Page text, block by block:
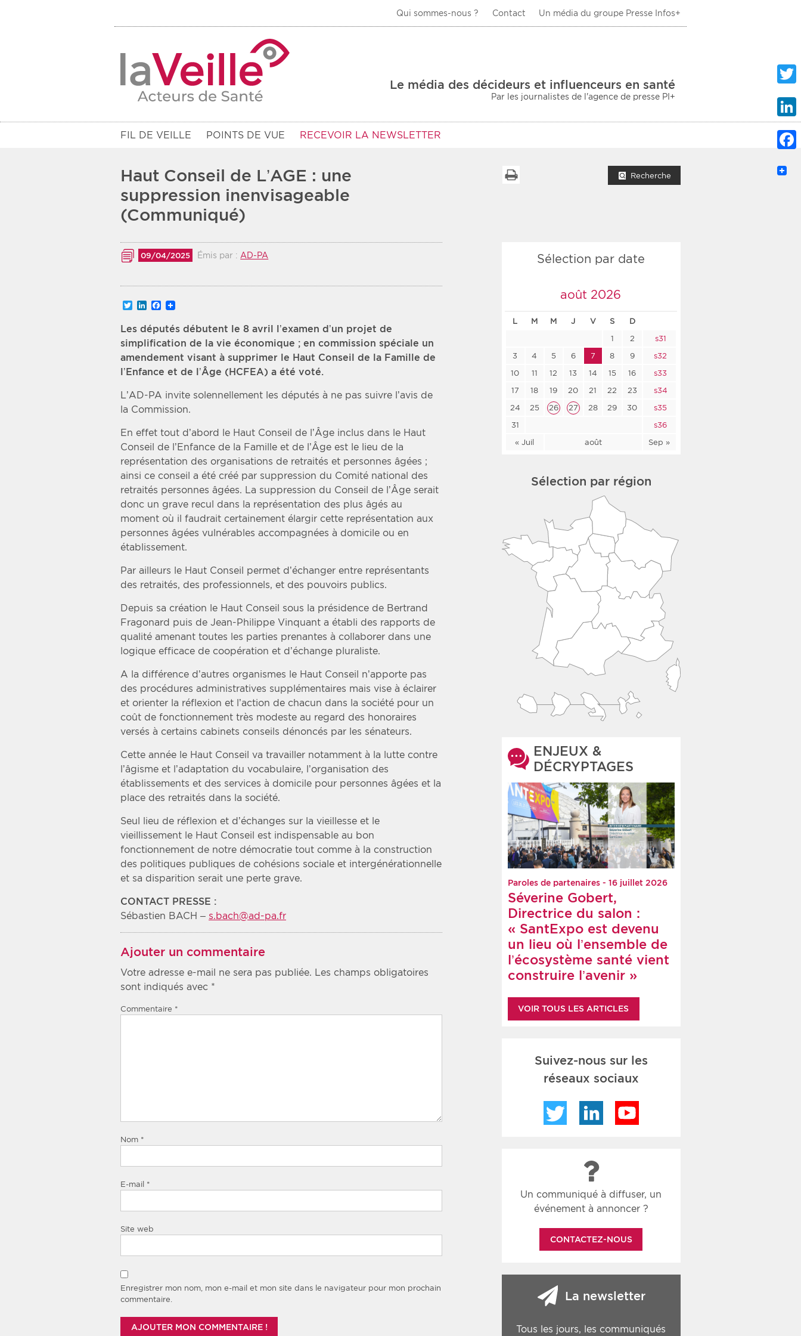
Qui sommes-nous ? Contact Un média du groupe Presse Infos+
Le média des décideurs et influenceurs en santé
Par les journalistes de l'agence de presse PI+
FIL DE VEILLE POINTS DE VUE RECEVOIR LA NEWSLETTER
Filtres
Communiqués des 10 derniers jours Sanitaire
Zone géographique
Choisir une zone
Période
Choisir une date de débutChoisir une date de fin Chronologique
Inversé
Haut Conseil de L’AGE : une
suppression inenvisageable
(Communiqué)
Recherche
09/04/2025 Émis par : AD-PA
TwitterLinkedInFacebook
Les députés débutent le 8 avril l’examen d’un projet de
simplification de la vie économique ; en commission spéciale un
amendement visant à supprimer le Haut Conseil de la Famille de
l’Enfance et de l’Âge (HCFEA) a été voté.
L’AD-PA invite solennellement les députés à ne pas suivre l’avis de
la Commission.
En effet tout d’abord le Haut Conseil de l’Âge inclus dans le Haut
Conseil de l’Enfance de la Famille et de l’Âge est le lieu de la
représentation des organisations de retraités et personnes âgées ;
ainsi ce conseil a été créé par suppression du Comité national des
retraités personnes âgées. La suppression du Conseil de l’Âge serait
donc un grave recul dans la représentation des plus âgés au
moment où il faudrait certainement élargir cette représentation aux
personnes âgées vulnérables accompagnées à domicile ou en
établissement.
Par ailleurs le Haut Conseil permet d’échanger entre représentants
des retraités, des professionnels, et des pouvoirs publics.
Depuis sa création le Haut Conseil sous la présidence de Bertrand
Fragonard puis de Jean-Philippe Vinquant a établi des rapports de
qualité amenant toutes les parties prenantes à collaborer dans une
logique efficace de coopération et d’échange pluraliste.
A la différence d’autres organismes le Haut Conseil n’apporte pas
des procédures administratives supplémentaires mais vise à éclairer
et orienter la réflexion et l’action de chacun dans la société pour un
coût de fonctionnement très modeste au regard des honoraires
versés à certains cabinets conseils dénoncés par les sénateurs.
Cette année le Haut Conseil va travailler notamment à la lutte contre
l’âgisme et l’adaptation du vocabulaire, l’organisation des
établissements et des services à domicile pour personnes âgées et la
place des retraités dans la société.
Seul lieu de réflexion et d’échanges sur la vieillesse et le
vieillissement le Haut Conseil est indispensable au bon
fonctionnement de notre démocratie tout comme à la construction
des politiques publiques de cohésions sociale et intergénérationnelle
et sa disparition serait une perte grave.
CONTACT PRESSE :
Sébastien BACH – s.bach@ad-pa.fr
Ajouter un commentaire
Votre adresse e-mail ne sera pas publiée. Les champs obligatoires
sont indiqués avec *
Commentaire *
Nom *
E-mail *
Site web
Enregistrer mon nom, mon e-mail et mon site dans le navigateur pour mon prochain
commentaire.
Sélection par date
août 2026
L M M J V S D
« Juil août Sep »
1 2
s31
3
4 5 6 7 8 9
s32
10
11 12 13 14 15 16
s33
17
18 19 20 21 22 23
s34
24
25 26 27 28 29 30
s35
31
s36
Sélection par région
ENJEUX &
DÉCRYPTAGES
Paroles de partenaires - 16 juillet 2026
Séverine Gobert,
Directrice du salon :
« SantExpo est devenu
un lieu où l’ensemble de
l’écosystème santé vient
construire l’avenir »
VOIR TOUS LES ARTICLES
Suivez-nous sur les
réseaux sociaux
Twitter LinkedIn
Un communiqué à diffuser, un
événement à annoncer ?
CONTACTEZ-NOUS
La newsletter
Tous les jours, les communiqués